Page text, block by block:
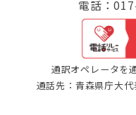
電話：
通訳オペレータを
通話先：青森県庁大